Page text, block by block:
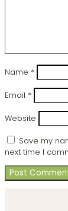
Name *
Email *
Website
Save my
next time I